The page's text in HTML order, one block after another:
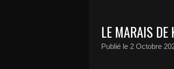
LE MARAIS DE
Publié le 2 Octobre